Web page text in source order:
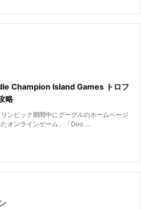
Champion Island Games トロフ
略
ンピック期間中にグーグルのホームページ
オンラインゲーム、「Doo ...